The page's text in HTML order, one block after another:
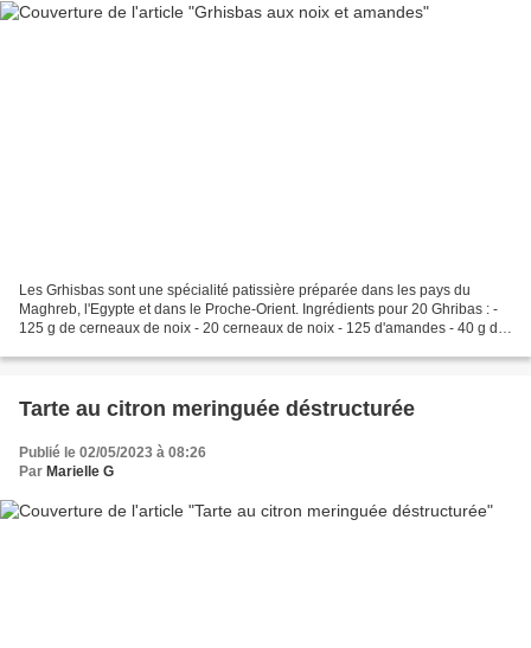
Les Grhisbas sont une spécialité patissière préparée dans les pays du
Maghreb, l'Egypte et dans le Proche-Orient. Ingrédients pour 20 Ghribas : -
125 g de cerneaux de noix - 20 cerneaux de noix - 125 d'amandes - 40 g de
Tarte au citron meringuée déstructurée
Publié le 02/05/2023 à 08:26
Par Marielle G